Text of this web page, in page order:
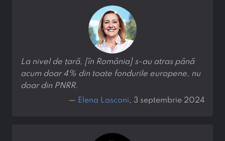
La nivel de țară, [în România] s-au atras până
acum doar 4% din toate fondurile europene, nu
doar din PNRR.
— Elena Lasconi, 3 septembrie 2024